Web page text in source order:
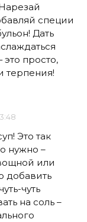
специи
Дать
просто,
терпения!
Это так
нужно –
или
добавить
чуть
на соль –